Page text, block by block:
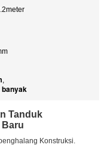
,
banyak
Tanduk
Baru
Konstruksi.